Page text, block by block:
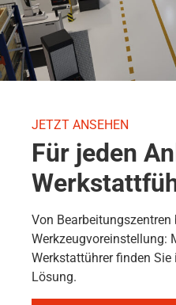
JETZT ANSEHEN
Für jeden
Von Bearbeitungszentren
Werkzeugvoreinstellung:
Werkstattührer finden
Lösung.